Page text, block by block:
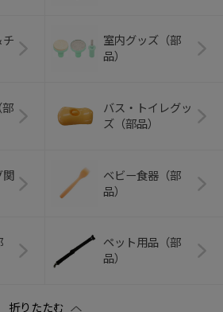
チ
室内グッズ（部
品）
部
バス・トイレグッ
ズ（部品）
ベビー食器（部
品）
ペット用品（部
品）